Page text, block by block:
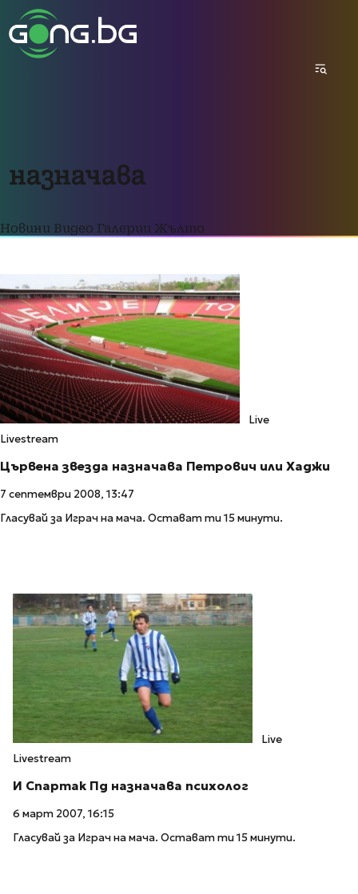
назначава
Новини Видео Галерии Жълто
Live
Livestream
Цървена звезда назначава Петрович или Хаджи
7 септември 2008, 13:47
Гласувай за Играч на мача. Остават ти 15 минути.
Live
Livestream
И Спартак Пд назначава психолог
6 март 2007, 16:15
Гласувай за Играч на мача. Остават ти 15 минути.